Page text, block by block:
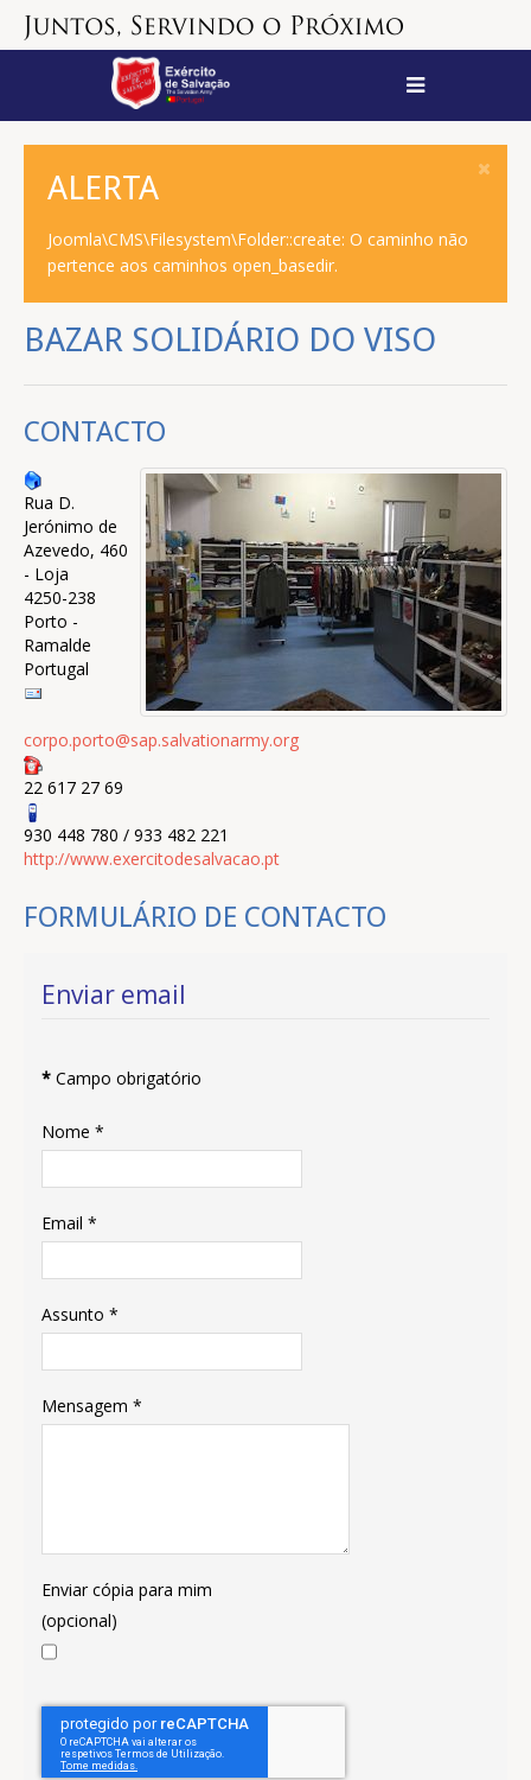
ALERTA
Joomla\CMS\Filesystem\Folder::create: O caminho não
pertence aos caminhos open_basedir.
BAZAR SOLIDÁRIO DO VISO
CONTACTO
Rua D.
Jerónimo de
Azevedo, 460
- Loja
4250-238
Porto -
Ramalde
Portugal
corpo.porto@sap.salvationarmy.org
22 617 27 69
930 448 780 / 933 482 221
http://www.exercitodesalvacao.pt
FORMULÁRIO DE CONTACTO
Enviar email
* Campo obrigatório
Nome *
Email *
Assunto *
Mensagem *
Enviar cópia para mim
(opcional)